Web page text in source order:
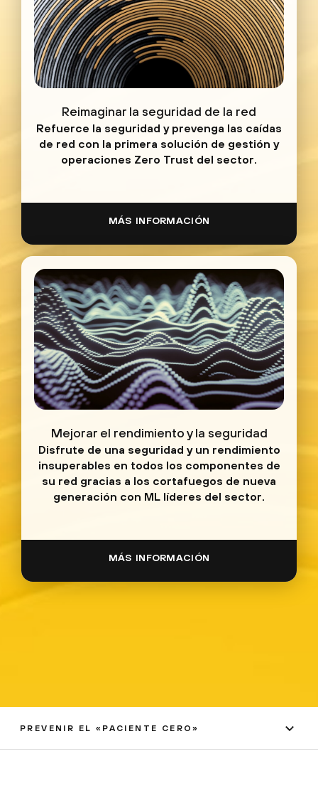
Reimaginar la seguridad de la red
Refuerce la seguridad y prevenga las caídas
de red con la primera solución de gestión y
operaciones Zero Trust del sector.
MÁS INFORMACIÓN
Mejorar el rendimiento y la seguridad
Disfrute de una seguridad y un rendimiento
insuperables en todos los componentes de
su red gracias a los cortafuegos de nueva
generación con ML líderes del sector.
MÁS INFORMACIÓN
PREVENIR EL «PACIENTE CERO»